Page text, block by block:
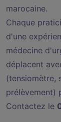
marocaine.
Chaque
d'une
médecine
déplacent
(tensiomètre,
prélèvement)
Contactez le